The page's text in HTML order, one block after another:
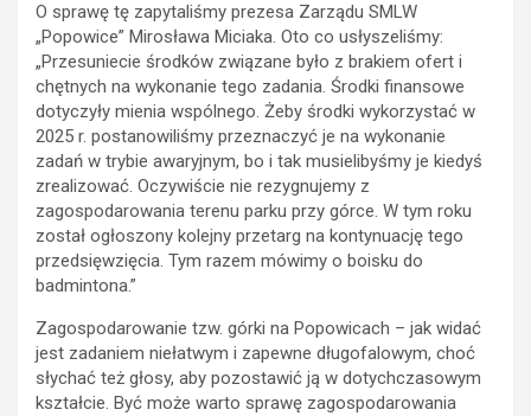
O sprawę tę zapytaliśmy prezesa Zarządu SMLW
„Popowice” Mirosława Miciaka. Oto co usłyszeliśmy:
„Przesuniecie środków związane było z brakiem ofert i
chętnych na wykonanie tego zadania. Środki finansowe
dotyczyły mienia wspólnego. Żeby środki wykorzystać w
2025 r. postanowiliśmy przeznaczyć je na wykonanie
zadań w trybie awaryjnym, bo i tak musielibyśmy je kiedyś
zrealizować. Oczywiście nie rezygnujemy z
zagospodarowania terenu parku przy górce. W tym roku
został ogłoszony kolejny przetarg na kontynuację tego
przedsięwzięcia. Tym razem mówimy o boisku do
badmintona.”
Zagospodarowanie tzw. górki na Popowicach – jak widać
jest zadaniem niełatwym i zapewne długofalowym, choć
słychać też głosy, aby pozostawić ją w dotychczasowym
kształcie. Być może warto sprawę zagospodarowania